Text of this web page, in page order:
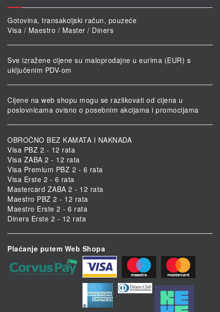
Gotovina, transakcijski račun, pouzeće
Visa / Maestro / Master / Diners
Sve izražene cijene su maloprodajne u eurima (EUR) s
uključenim PDV-om
Cijene na web shopu mogu se razlikovati od cijena u
poslovnicama ovisno o posebnim akcijama i promocijama
OBROČNO BEZ KAMATA I NAKNADA
Visa PBZ 2 - 12 rata
Visa ZABA 2 - 12 rata
Visa Premium PBZ 2 - 6 rata
Visa Erste 2 - 6 rata
Mastercard ZABA 2 - 12 rata
Maestro PBZ 2 - 12 rata
Maestro Erste 2 - 6 rata
Diners Erste 2 - 12 rata
Plaćanje putem Web Shopa